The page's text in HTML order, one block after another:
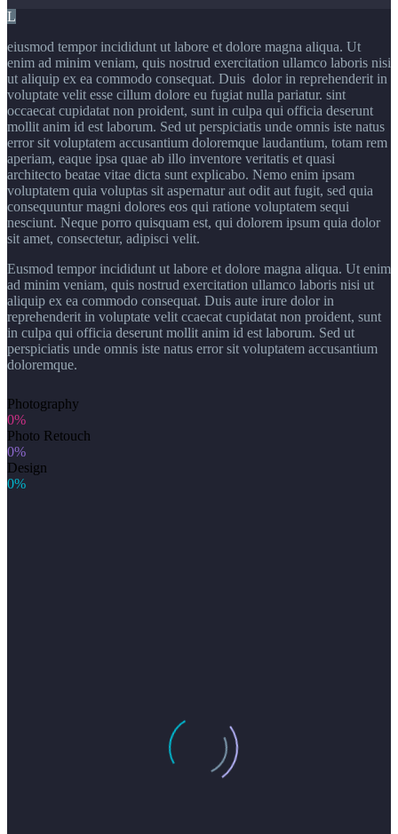
L
eiusmod tempor incididunt ut labore et dolore magna aliqua. Ut
enim ad minim veniam, quis nostrud exercitation ullamco laboris nisi
ut aliquip ex ea commodo consequat. Duis dolor in reprehenderit in
voluptate velit esse cillum dolore eu fugiat nulla pariatur. sint
occaecat cupidatat non proident, sunt in culpa qui officia deserunt
mollit anim id est laborum. Sed ut perspiciatis unde omnis iste natus
error sit voluptatem accusantium doloremque laudantium, totam rem
aperiam, eaque ipsa quae ab illo inventore veritatis et quasi
architecto beatae vitae dicta sunt explicabo. Nemo enim ipsam
voluptatem quia voluptas sit aspernatur aut odit aut fugit, sed quia
consequuntur magni dolores eos qui ratione voluptatem sequi
nesciunt. Neque porro quisquam est, qui dolorem ipsum quia dolor
sit amet, consectetur, adipisci velit.
Eusmod tempor incididunt ut labore et dolore magna aliqua. Ut enim
ad minim veniam, quis nostrud exercitation ullamco laboris nisi ut
aliquip ex ea commodo consequat. Duis aute irure dolor in
reprehenderit in voluptate velit ccaecat cupidatat non proident, sunt
in culpa qui officia deserunt mollit anim id est laborum. Sed ut
perspiciatis unde omnis iste natus error sit voluptatem accusantium
doloremque.
Photography
0%
Photo Retouch
0%
Design
0%